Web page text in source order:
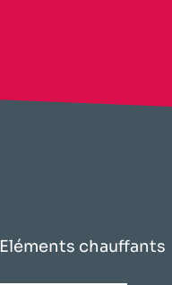
Eléments chauffants